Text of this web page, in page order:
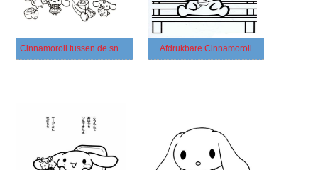
Cinnamoroll tussen de snoepjes Afdrukbare Cinnamoroll